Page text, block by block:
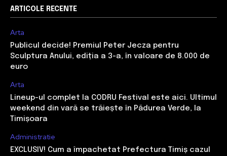
ARTICOLE RECENTE
Arta
Publicul decide! Premiul Peter Jecza pentru
Sculptura Anului, ediția a 3-a, în valoare de 8.000 de
euro
Arta
Lineup-ul complet la CODRU Festival este aici. Ultimul
weekend din vară se trăiește în Pădurea Verde, la
Timișoara
Administratie
EXCLUSIV! Cum a împachetat Prefectura Timiș cazul